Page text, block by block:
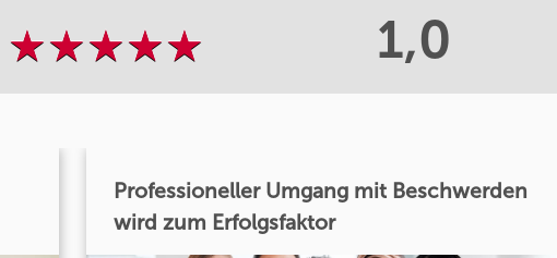
1,0
Professioneller Umgang mit Beschwerden
wird zum Erfolgsfaktor